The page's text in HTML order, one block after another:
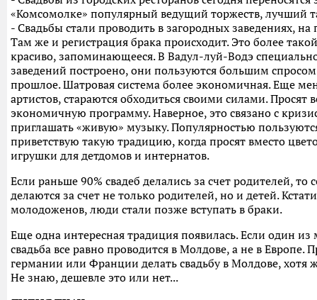
«Комсомолке» популярный ведущий торжеств, лучший
- Свадьбы стали проводить в загородных заведениях, на
Там же и регистрация брака происходит. Это более
красиво, запоминающееся. В Вадул-луй-Водэ
заведений построено, они пользуются большим
прошлое. Шатровая система более экономичная. Еще
артистов, стараются обходиться своими силами. Просят
экономичную программу. Наверное, это связано с
приглашать «живую» музыку. Популярностью
приветствую такую традицию, когда просят вместо
игрушки для детдомов и интернатов.
Если раньше 90% свадеб делались за счет родителей, то
делаются за счет не только родителей, но и детей.
молодоженов, люди стали позже вступать в браки.
Еще одна интересная традиция появилась. Если один
свадьба все равно проводится в Молдове, а не в
германии или Франции делать свадьбу в Молдове, хотя
Не знаю, дешевле это или нет...